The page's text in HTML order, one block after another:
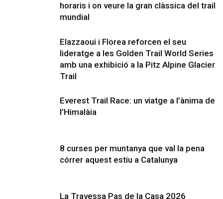
horaris i on veure la gran clàssica del trail
mundial
Elazzaoui i Florea reforcen el seu
lideratge a les Golden Trail World Series
amb una exhibició a la Pitz Alpine Glacier
Trail
Everest Trail Race: un viatge a l’ànima de
l’Himalàia
8 curses per muntanya que val la pena
córrer aquest estiu a Catalunya
La Travessa Pas de la Casa 2026